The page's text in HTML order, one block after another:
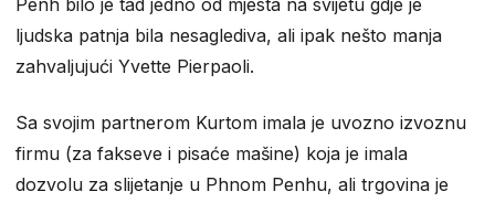
ljudska patnja bila nesaglediva, ali ipak nešto manja
zahvaljujući Yvette Pierpaoli.
Sa svojim partnerom Kurtom imala je uvozno izvoznu
firmu (za fakseve i pisaće mašine) koja je imala
dozvolu za slijetanje u Phnom Penhu, ali trgovina je